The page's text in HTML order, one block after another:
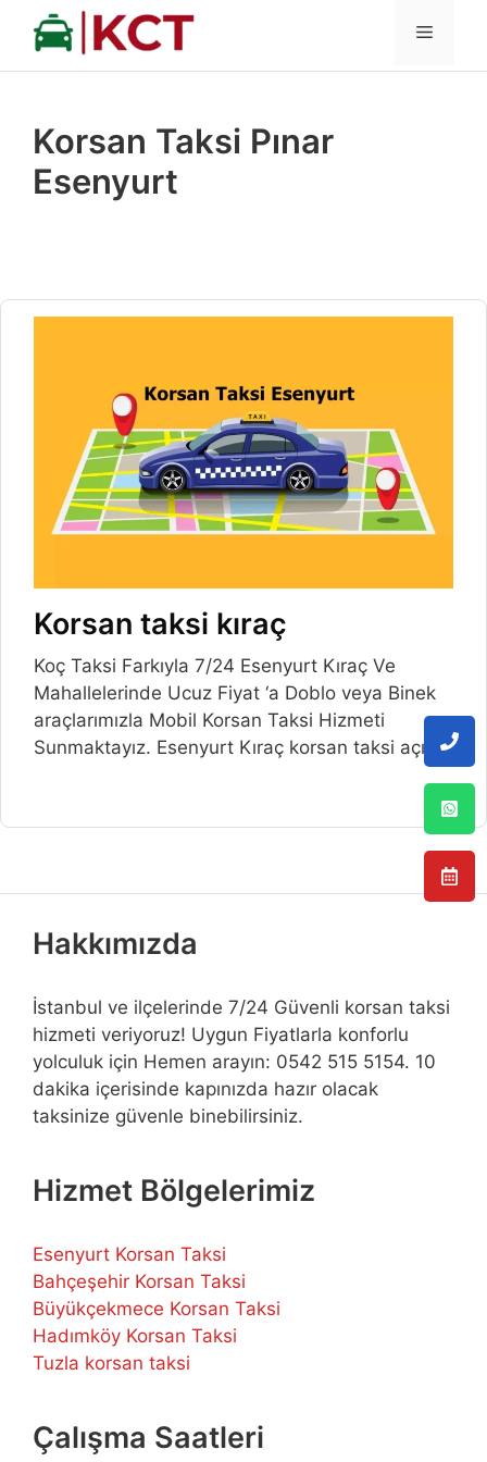
İçeriğe
MENÜ
Korsan Taksi Pınar
Esenyurt
Korsan taksi kıraç
Koç Taksi Farkıyla 7/24 Esenyurt Kıraç Ve
Mahallelerinde Ucuz Fiyat ‘a Doblo veya Binek
araçlarımızla Mobil Korsan Taksi Hizmeti
Sunmaktayız. Esenyurt Kıraç korsan taksi açılış
Hakkımızda
İstanbul ve ilçelerinde 7/24 Güvenli korsan taksi
hizmeti veriyoruz! Uygun Fiyatlarla konforlu
yolculuk için Hemen arayın: 0542 515 5154. 10
dakika içerisinde kapınızda hazır olacak
taksinize güvenle binebilirsiniz.
Hizmet Bölgelerimiz
Esenyurt Korsan Taksi
Bahçeşehir Korsan Taksi
Büyükçekmece Korsan Taksi
Hadımköy Korsan Taksi
Tuzla korsan taksi
Çalışma Saatleri